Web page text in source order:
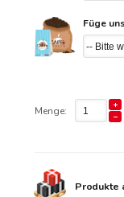
Füge
Menge:
Produkte